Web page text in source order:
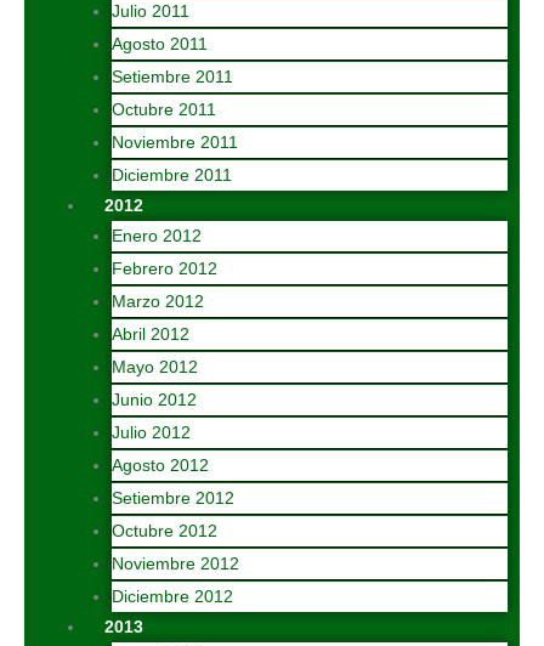
Julio 2011
Agosto 2011
Setiembre 2011
Octubre 2011
Noviembre 2011
Diciembre 2011
2012
Enero 2012
Febrero 2012
Marzo 2012
Abril 2012
Mayo 2012
Junio 2012
Julio 2012
Agosto 2012
Setiembre 2012
Octubre 2012
Noviembre 2012
Diciembre 2012
2013